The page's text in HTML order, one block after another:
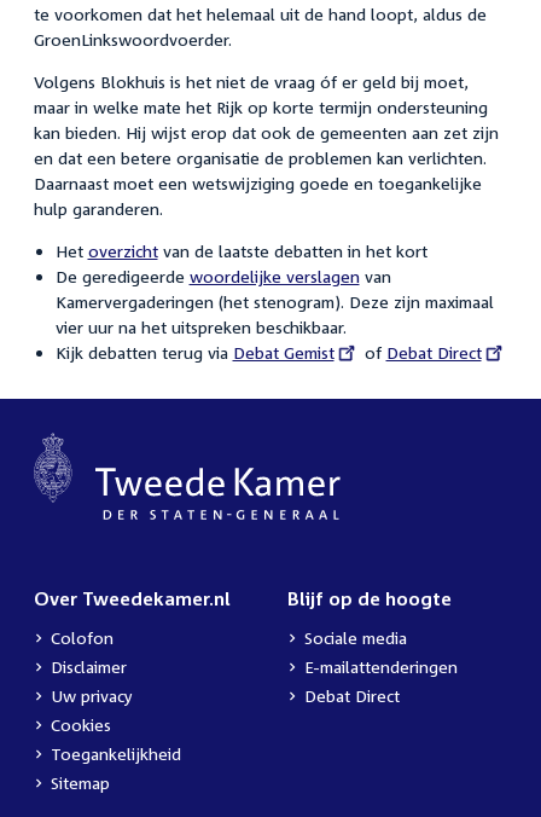
te voorkomen dat het helemaal uit de hand loopt, aldus de
GroenLinkswoordvoerder.
Volgens Blokhuis is het niet de vraag óf er geld bij moet,
maar in welke mate het Rijk op korte termijn ondersteuning
kan bieden. Hij wijst erop dat ook de gemeenten aan zet zijn
en dat een betere organisatie de problemen kan verlichten.
Daarnaast moet een wetswijziging goede en toegankelijke
hulp garanderen.
Het overzichtvan de laatste debatten in het kort
De geredigeerde woordelijke verslagenvan
Kamervergaderingen (het stenogram). Deze zijn maximaal
vier uur na het uitspreken beschikbaar.
Kijk debatten terug via External
Debat Gemist of External
Debat Direct
Over Tweedekamer.nl
Colofon
Disclaimer
Uw privacy
Cookies
Toegankelijkheid
Sitemap
Blijf op de hoogte
Sociale media
E-mailattenderingen
Debat Direct